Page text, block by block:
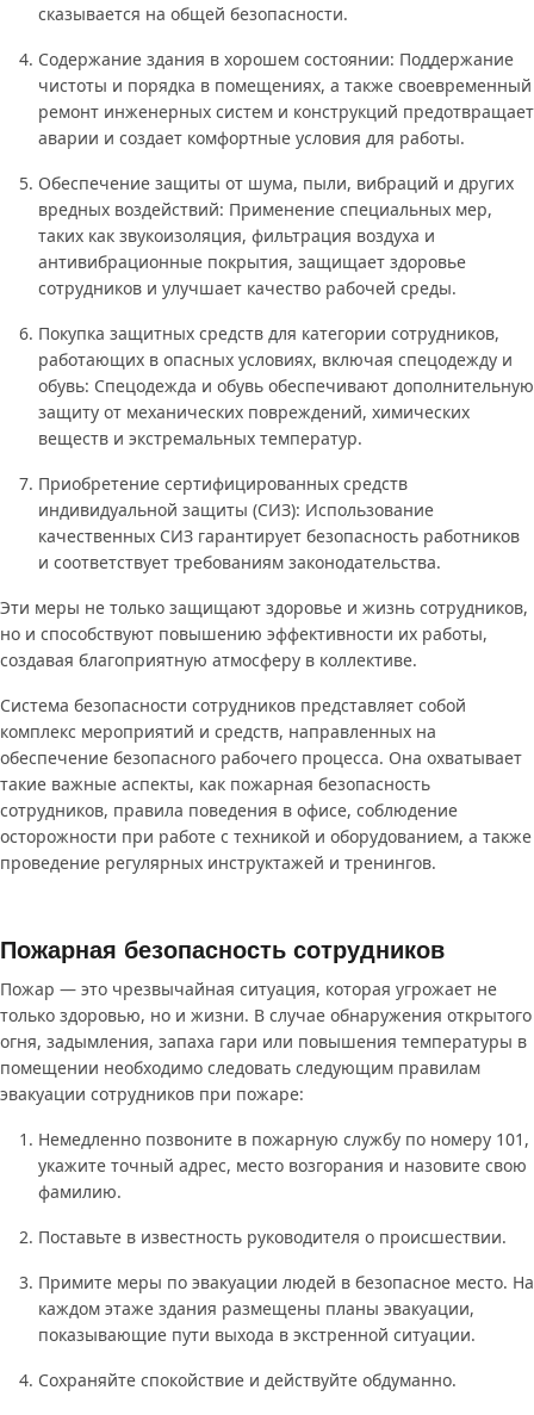
сказывается на общей безопасности.
Содержание здания в хорошем состоянии: Поддержание
чистоты и порядка в помещениях, а также своевременный
ремонт инженерных систем и конструкций предотвращает
аварии и создает комфортные условия для работы.
Обеспечение защиты от шума, пыли, вибраций и других
вредных воздействий: Применение специальных мер,
таких как звукоизоляция, фильтрация воздуха и
антивибрационные покрытия, защищает здоровье
сотрудников и улучшает качество рабочей среды.
Покупка защитных средств для категории сотрудников,
работающих в опасных условиях, включая спецодежду и
обувь: Спецодежда и обувь обеспечивают дополнительную
защиту от механических повреждений, химических
веществ и экстремальных температур.
Приобретение сертифицированных средств
индивидуальной защиты (СИЗ): Использование
качественных СИЗ гарантирует безопасность работников
и соответствует требованиям законодательства.
Эти меры не только защищают здоровье и жизнь сотрудников,
но и способствуют повышению эффективности их работы,
создавая благоприятную атмосферу в коллективе.
Система безопасности сотрудников представляет собой
комплекс мероприятий и средств, направленных на
обеспечение безопасного рабочего процесса. Она охватывает
такие важные аспекты, как пожарная безопасность
сотрудников, правила поведения в офисе, соблюдение
осторожности при работе с техникой и оборудованием, а также
проведение регулярных инструктажей и тренингов.
Пожарная безопасность сотрудников
Пожар — это чрезвычайная ситуация, которая угрожает не
только здоровью, но и жизни. В случае обнаружения открытого
огня, задымления, запаха гари или повышения температуры в
помещении необходимо следовать следующим правилам
эвакуации сотрудников при пожаре:
Немедленно позвоните в пожарную службу по номеру 101,
укажите точный адрес, место возгорания и назовите свою
фамилию.
Поставьте в известность руководителя о происшествии.
Примите меры по эвакуации людей в безопасное место. На
каждом этаже здания размещены планы эвакуации,
показывающие пути выхода в экстренной ситуации.
Сохраняйте спокойствие и действуйте обдуманно.